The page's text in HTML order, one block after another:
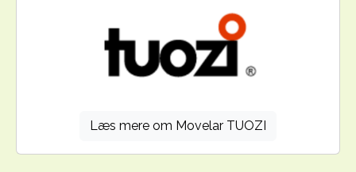
Læs mere om Movelar TUOZI